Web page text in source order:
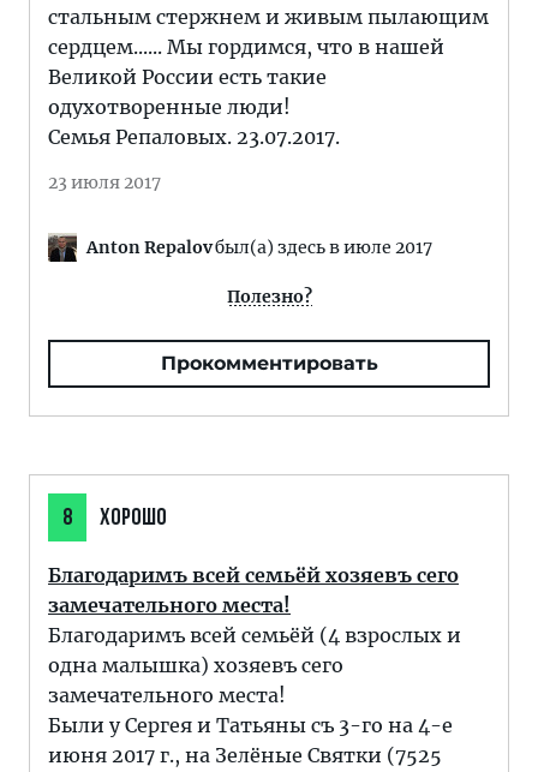
стальным стержнем и живым пылающим
сердцем...... Мы гордимся, что в нашей
Великой России есть такие
одухотворенные люди!
Семья Репаловых. 23.07.2017.
23 июля 2017
Anton Repalovбыл(а) здесь в июле 2017
Полезно?
Прокомментировать
8 ХОРОШО
Благодаримъ всей семьёй хозяевъ сего
замечательного места!
Благодаримъ всей семьёй (4 взрослых и
одна малышка) хозяевъ сего
замечательного места!
Были у Сергея и Татьяны съ 3-го на 4-е
июня 2017 г., на Зелёные Святки (7525